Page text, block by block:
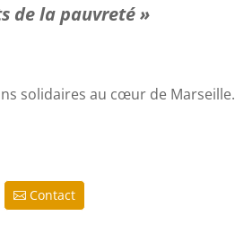
de la pauvreté »
solidaires au cœur de Marseille.
Contact